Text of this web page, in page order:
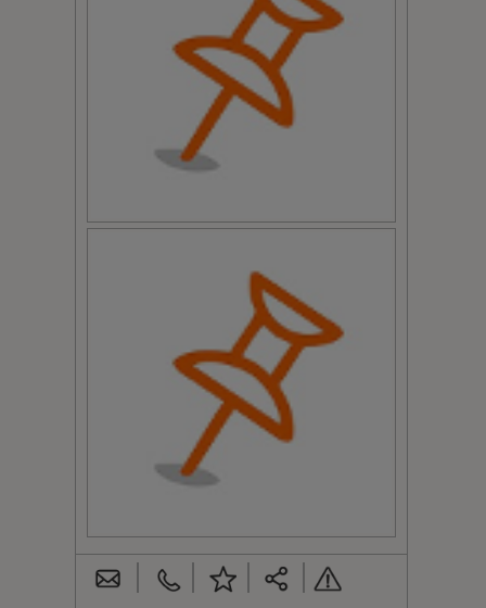
Ver todos los anuncios de este usuario
ANUNCIOS RELACIONADOS:
LOCAL COMERCIAL EN ALQUILER EN
SALTERAS (1.000,00€)
Local muy bueno en Salteras, genial para montar
un bar o cualquier otro negocio. Dispone de todos
los accesorios para entrar y montar un bar sin ne...
BAJO ALQUILER ZONA EL CARMEN
(1.700,00€)
Local situado en el casco antiguo de Valencia, en
M2, 600€ . (600,00€)
Local en alquiler próximo a la Gran Vía, y a locales